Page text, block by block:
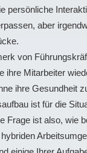
persönliche
aber
von
ihre Mitarbeiter
ihre Gesundheit
ist für die
Frage ist also, wie